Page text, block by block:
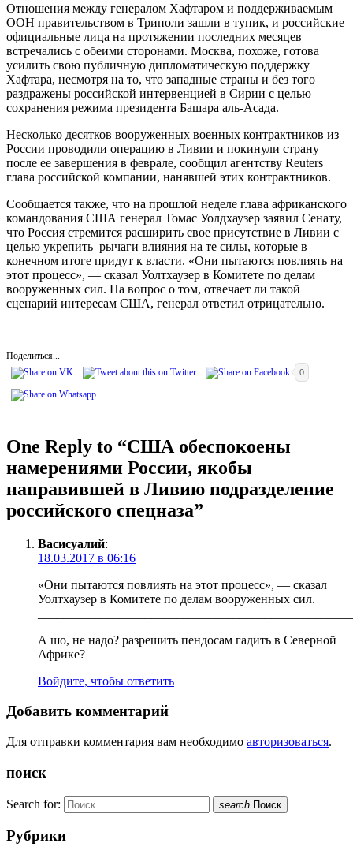
Отношения между генералом Хафтаром и поддерживаемым
ООН правительством в Триполи зашли в тупик, и российские
официальные лица на протяжении последних месяцев
встречались с обеими сторонами. Москва, похоже, готова
усилить свою публичную дипломатическую поддержку
Хафтара, несмотря на то, что западные страны и без того
раздражены российской интервенцией в Сирии с целью
сохранения режима президента Башара аль-Асада.
Несколько десятков вооруженных военных контрактников из
России проводили операцию в Ливии и покинули страну
после ее завершения в феврале, сообщил агентству Reuters
глава российской компании, нанявшей этих контрактников.
Сообщается также, что на прошлой неделе глава африканского
командования США генерал Томас Уолдхаузер заявил Сенату,
что Россия стремится расширить свое присутствие в Ливии с
целью укрепить рычаги влияния на те силы, которые в
конечном итоге придут к власти. «Они пытаются повлиять на
этот процесс», — сказал Уолтхаузер в Комитете по делам
вооруженных сил. На вопрос о том, отвечает ли такой
сценарий интересам США, генерал ответил отрицательно.
Поделиться...
0
One Reply to “США обеспокоены
намерениями России, якобы
направившей в Ливию подразделение
российского спецназа”
Васисуалий:
18.03.2017 в 06:16
«Они пытаются повлиять на этот процесс», — сказал
Уолтхаузер в Комитете по делам вооруженных сил.
А шо, не надо? разрешить пендосам гадить в Северной
Африке?
Войдите, чтобы ответить
Добавить комментарий
Для отправки комментария вам необходимо авторизоваться.
поиск
Search for: search Поиск
Рубрики